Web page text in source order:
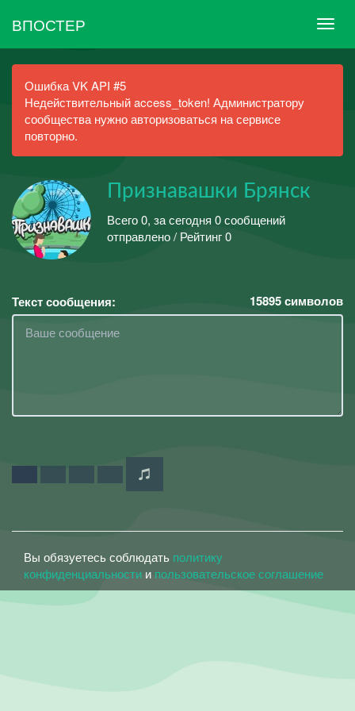
ВПОСТЕР
Ошибка VK API #5
Недействительный access_token! Администратору
сообщества нужно авторизоваться на сервисе
повторно.
Признавашки Брянск
Всего 0, за сегодня 0 сообщений
отправлено / Рейтинг 0
Текст сообщения: 15895символов
Вы обязуетесь соблюдать политику
конфиденциальности и пользовательское соглашение